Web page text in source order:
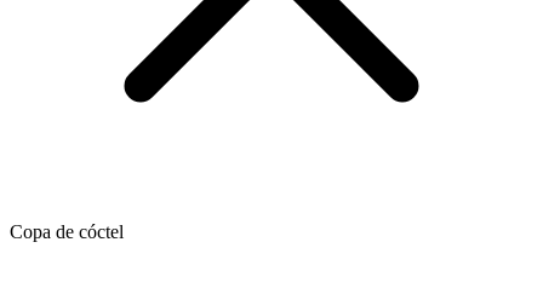
Copa de cóctel